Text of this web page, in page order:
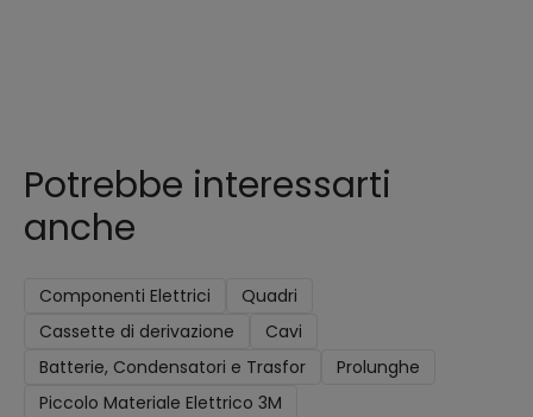
Potrebbe interessarti
anche
Componenti Elettrici
Quadri
Cassette di derivazione
Cavi
Batterie, Condensatori e Trasfor
Prolunghe
Piccolo Materiale Elettrico 3M